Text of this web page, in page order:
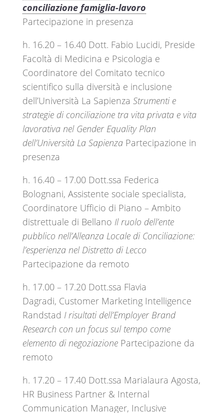
conciliazione famiglia-lavoro
Partecipazione in presenza
h. 16.20 – 16.40 Dott. Fabio Lucidi, Preside
Facoltà di Medicina e Psicologia e
Coordinatore del Comitato tecnico
scientifico sulla diversità e inclusione
dell’Università La Sapienza Strumenti e
strategie di conciliazione tra vita privata e vita
lavorativa nel Gender Equality Plan
dell’Università La SapienzaPartecipazione in
presenza
h. 16.40 – 17.00 Dott.ssa Federica
Bolognani, Assistente sociale specialista,
Coordinatore Ufficio di Piano – Ambito
distrettuale di Bellano Il ruolo dell’ente
pubblico nell’Alleanza Locale di Conciliazione:
l’esperienza nel Distretto di Lecco
Partecipazione da remoto
h. 17.00 – 17.20 Dott.ssa Flavia
Dagradi, Customer Marketing Intelligence
Randstad I risultati dell’Employer Brand
Research con un focus sul tempo come
elemento di negoziazionePartecipazione da
remoto
h. 17.20 – 17.40 Dott.ssa Marialaura Agosta,
HR Business Partner & Internal
Communication Manager, Inclusive